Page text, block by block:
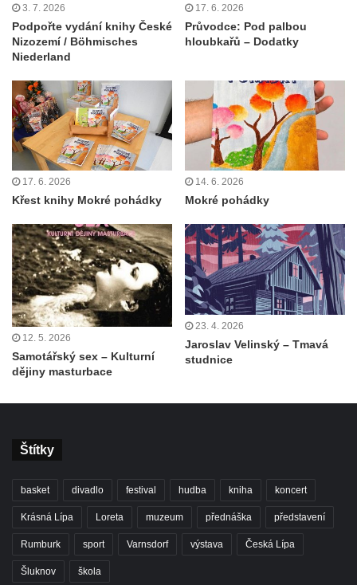
3. 7. 2026
Podpořte vydání knihy České
Nizozemí / Böhmisches
Niederland
17. 6. 2026
Průvodce: Pod palbou
hloubkařů – Dodatky
17. 6. 2026
Křest knihy Mokré pohádky
14. 6. 2026
Mokré pohádky
12. 5. 2026
Samotářský sex – Kulturní
dějiny masturbace
23. 4. 2026
Jaroslav Velinský – Tmavá
studnice
Štítky
basket divadlo festival hudba kniha koncert
Krásná Lípa Loreta muzeum přednáška představení
Rumburk sport Varnsdorf výstava Česká Lípa
Šluknov škola